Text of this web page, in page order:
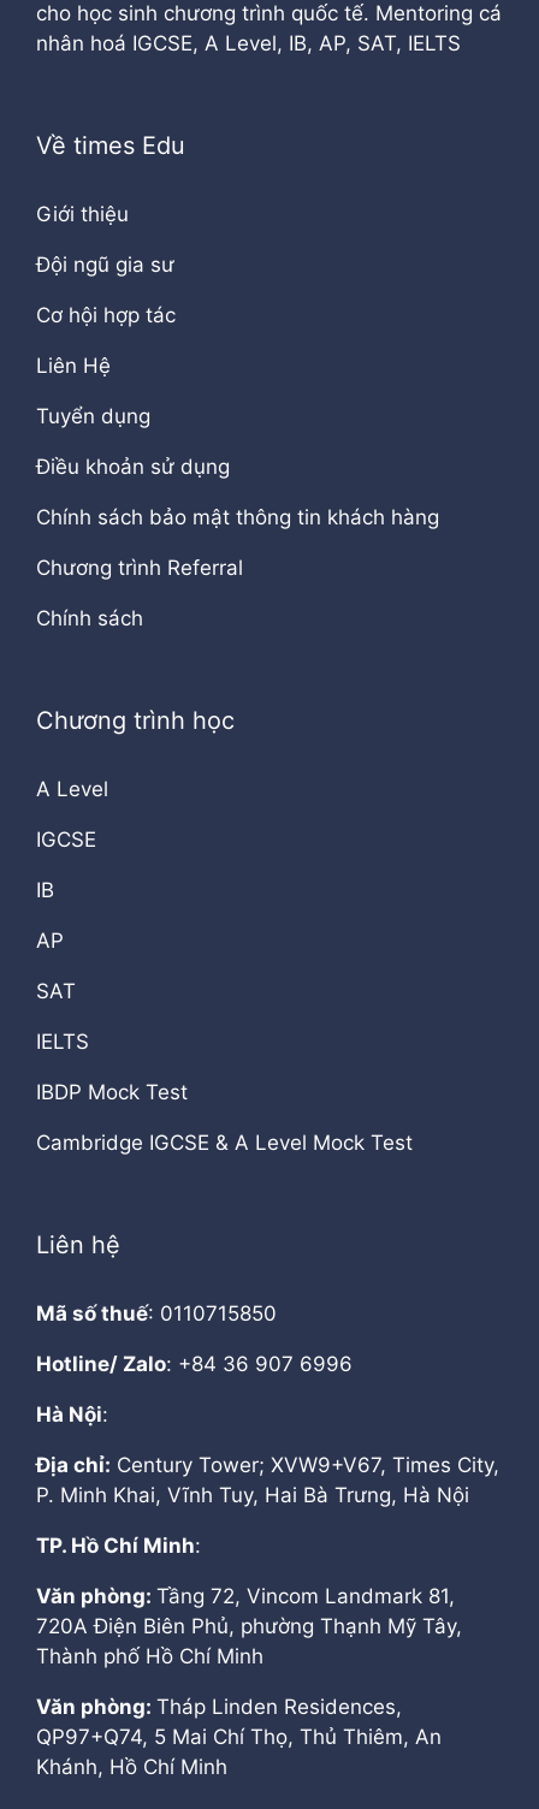
cho học sinh chương trình quốc tế. Mentoring cá
nhân hoá IGCSE, A Level, IB, AP, SAT, IELTS
Về times Edu
Giới thiệu
Đội ngũ gia sư
Cơ hội hợp tác
Liên Hệ
Tuyển dụng
Điều khoản sử dụng
Chính sách bảo mật thông tin khách hàng
Chương trình Referral
Chính sách
Chương trình học
A Level
IGCSE
IB
AP
SAT
IELTS
IBDP Mock Test
Cambridge IGCSE & A Level Mock Test
Liên hệ
Mã số thuế: 0110715850
Hotline/ Zalo: +84 36 907 6996
Hà Nội:
Địa chỉ: Century Tower; XVW9+V67, Times City,
P. Minh Khai, Vĩnh Tuy, Hai Bà Trưng, Hà Nội
TP. Hồ Chí Minh:
Văn phòng: Tầng 72, Vincom Landmark 81,
720A Điện Biên Phủ, phường Thạnh Mỹ Tây,
Thành phố Hồ Chí Minh
Văn phòng: Tháp Linden Residences,
QP97+Q74, 5 Mai Chí Thọ, Thủ Thiêm, An
Khánh, Hồ Chí Minh